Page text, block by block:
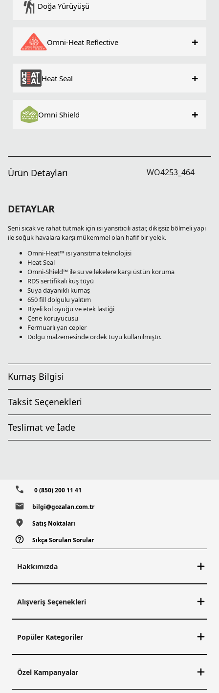
Doğa Yürüyüşü
Omni-Heat Reflective +
Heat Seal +
Omni Shield +
Ürün Detayları WO4253_464
DETAYLAR
Seni sıcak ve rahat tutmak için ısı yansıtıcılı astar, dikişsiz bölmeli yapı
ile soğuk havalara karşı mükemmel olan hafif bir yelek.
Omni-Heat™ ısı yansıtma teknolojisi
Heat Seal
Omni-Shield™ ile su ve lekelere karşı üstün koruma
RDS sertifikalı kuş tüyü
Suya dayanıklı kumaş
650 fill dolgulu yalıtım
Biyeli kol oyuğu ve etek lastiği
Çene koruyucusu
Fermuarlı yan cepler
Dolgu malzemesinde ördek tüyü kullanılmıştır.
Kumaş Bilgisi
Taksit Seçenekleri
Teslimat ve İade
0 (850) 200 11 41
bilgi@gozalan.com.tr
Satış Noktaları
Sıkça Sorulan Sorular
Hakkımızda
Alışveriş Seçenekleri
Popüler Kategoriler
Özel Kampanyalar